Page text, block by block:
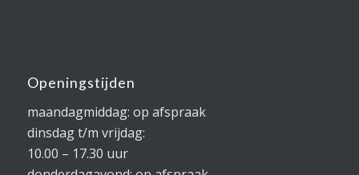
Openingstijden
maandagmiddag: op afspraak
dinsdag t/m vrijdag:
10.00 – 17.30 uur